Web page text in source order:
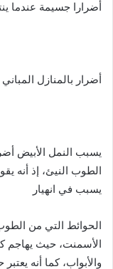
أضرارا جسيمة عندما
أضرار بالمنازل المباني
يسبب النمل الأبيض
الطوب النيئ، إذ أنه
يسبب في انهيار
الحوائط التي من
الأسمنت، حيث يهاجم
والأبواب، كما أنه